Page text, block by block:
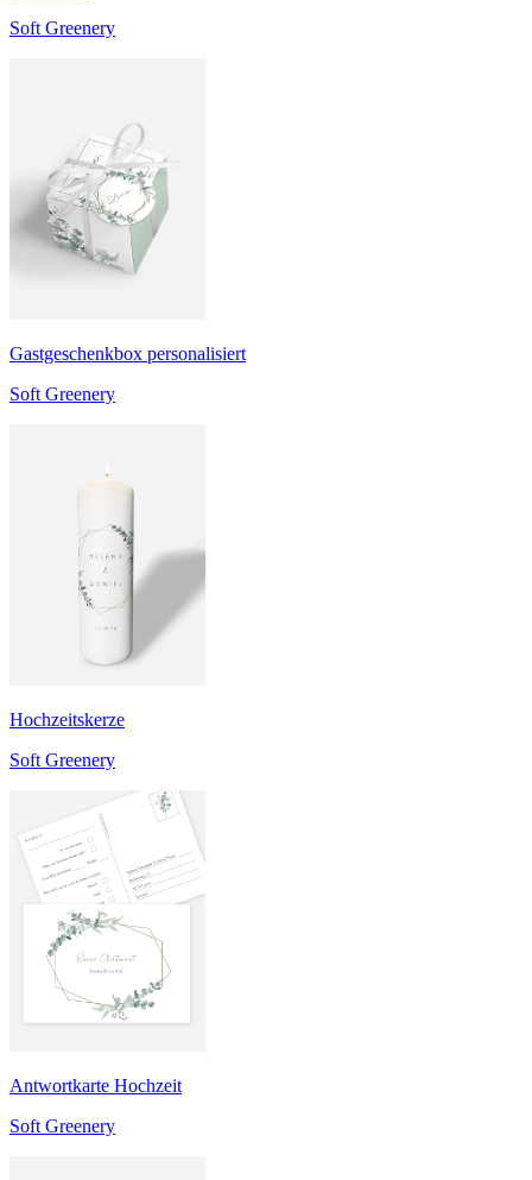
Soft Greenery
Gastgeschenkbox personalisiert
Soft Greenery
Hochzeitskerze
Soft Greenery
Antwortkarte Hochzeit
Soft Greenery